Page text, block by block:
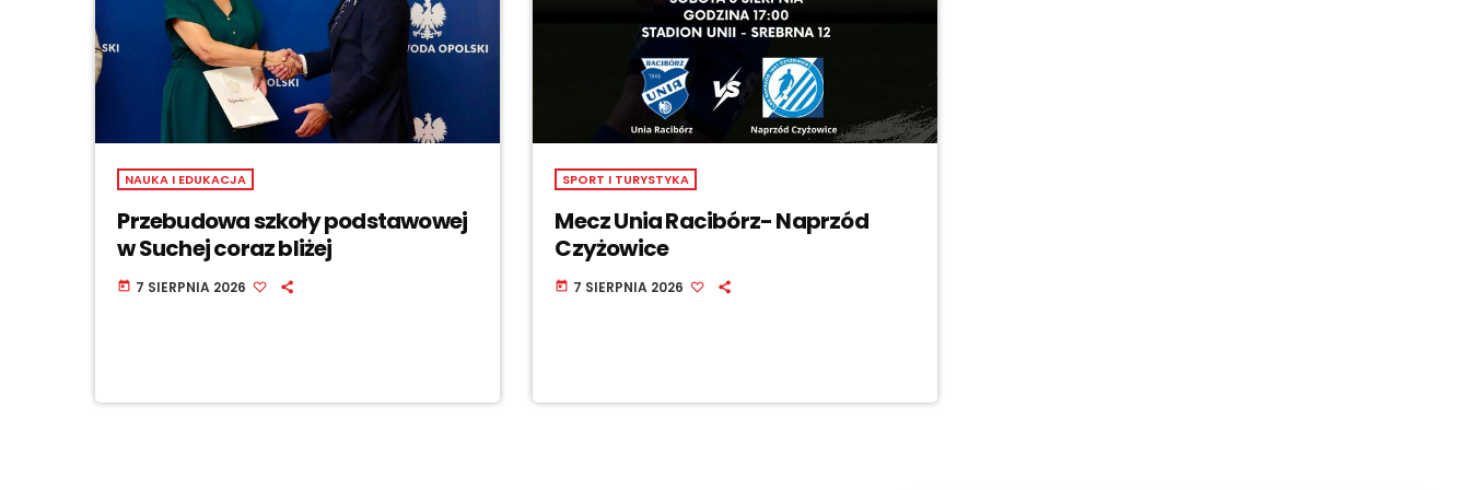
NAUKA I EDUKACJA
Przebudowa szkoły podstawowej
w Suchej coraz bliżej
today 7 SIERPNIA 2026
SPORT I TURYSTYKA
Mecz Unia Racibórz- Naprzód
Czyżowice
today 7 SIERPNIA 2026